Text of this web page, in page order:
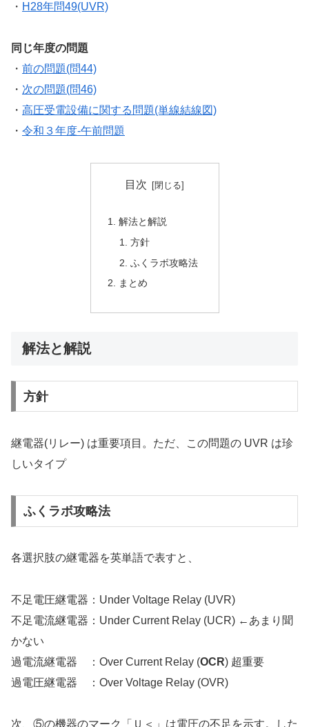
・ H28年問49(UVR)
同じ年度の問題
・ 前の問題(問44)
・ 次の問題(問46)
・ 高圧受電設備に関する問題(単線結線図)
・ 令和３年度-午前問題
目次
解法と解説
方針
ふくラボ攻略法
まとめ
解法と解説
方針
継電器(リレー) は重要項目。ただ、この問題の UVR は珍
しいタイプ
ふくラボ攻略法
各選択肢の継電器を英単語で表すと、
不足電圧継電器：Under Voltage Relay (UVR)
不足電流継電器：Under Current Relay (UCR) ←あまり聞
かない
過電流継電器 ：Over Current Relay (OCR) 超重要
過電圧継電器 ：Over Voltage Relay (OVR)
次、⑤の機器のマーク「Ｕ＜」は電圧の不足を示す。した